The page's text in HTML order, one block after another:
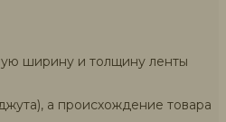
ширину и толщину ленты
а происхождение товара